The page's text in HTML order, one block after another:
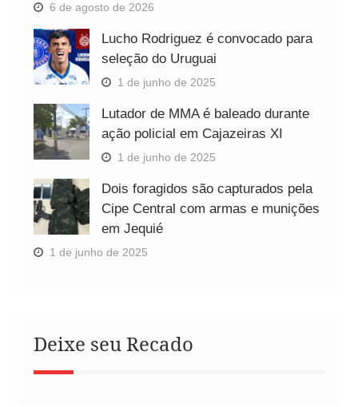
6 de agosto de 2026
Lucho Rodriguez é convocado para
seleção do Uruguai
1 de junho de 2025
Lutador de MMA é baleado durante
ação policial em Cajazeiras XI
1 de junho de 2025
Dois foragidos são capturados pela
Cipe Central com armas e munições
em Jequié
1 de junho de 2025
Deixe seu Recado